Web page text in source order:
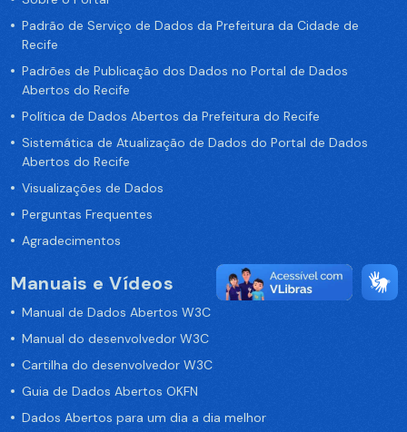
Padrão de Serviço de Dados da Prefeitura da Cidade de
Recife
Padrões de Publicação dos Dados no Portal de Dados
Abertos do Recife
Política de Dados Abertos da Prefeitura do Recife
Sistemática de Atualização de Dados do Portal de Dados
Abertos do Recife
Visualizações de Dados
Perguntas Frequentes
Agradecimentos
Manuais e Vídeos
Manual de Dados Abertos W3C
Manual do desenvolvedor W3C
Cartilha do desenvolvedor W3C
Guia de Dados Abertos OKFN
Dados Abertos para um dia a dia melhor